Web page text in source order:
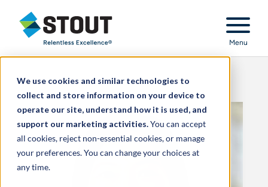
We use cookies and similar technologies to
collect and store information on your device to
operate our site, understand how it is used, and
support our marketing activities.You can accept
all cookies, reject non-essential cookies, or manage
your preferences. You can change your choices at
any time.
Stout Relentless Excellence
Menu